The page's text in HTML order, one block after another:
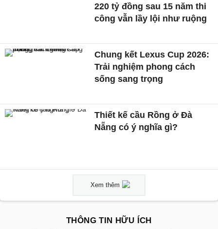
220 tỷ đồng sau 15 năm thi
công vẫn lầy lội như ruộng
Chung kết Lexus Cup 2026:
Trải nghiệm phong cách
sống sang trọng
Thiết kế cầu Rồng ở Đà
Nẵng có ý nghĩa gì?
Xem thêm
THÔNG TIN HỮU ÍCH